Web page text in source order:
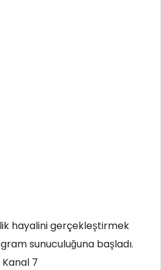
hayalini gerçekleştirmek
sunuculuğuna başladı.
7